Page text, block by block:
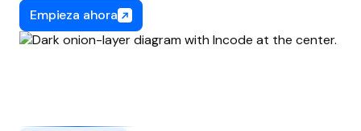
Empieza ahora